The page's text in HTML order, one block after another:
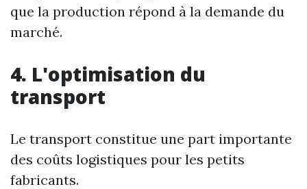
que la production répond à la demande du
marché.
4. L'optimisation du
transport
Le transport constitue une part importante
des coûts logistiques pour les petits
fabricants.